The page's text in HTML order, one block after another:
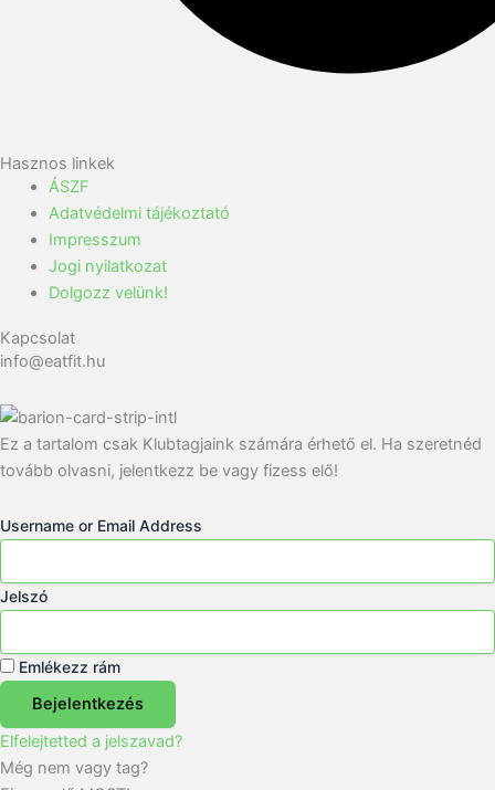
Hasznos linkek
ÁSZF
Adatvédelmi tájékoztató
Impresszum
Jogi nyilatkozat
Dolgozz velünk!
Kapcsolat
info@eatfit.hu
Ez a tartalom csak Klubtagjaink számára érhető el. Ha szeretnéd
tovább olvasni, jelentkezz be vagy fizess elő!
Username or Email Address
Jelszó
Emlékezz rám
Bejelentkezés
Elfelejtetted a jelszavad?
Még nem vagy tag?